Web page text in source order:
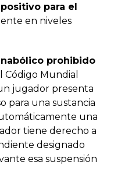
para el
en niveles
prohibido
Código Mundial
jugador presenta
para una sustancia
una
tiene derecho a
designado
esa suspensión